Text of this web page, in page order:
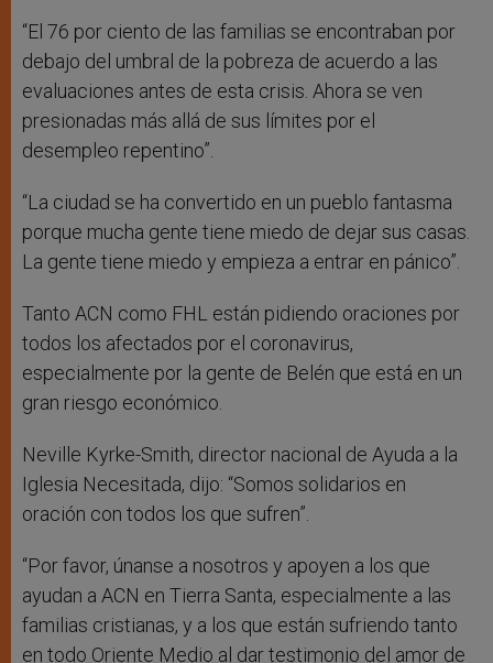
“El 76 por ciento de las familias se encontraban por
debajo del umbral de la pobreza de acuerdo a las
evaluaciones antes de esta crisis. Ahora se ven
presionadas más allá de sus límites por el
desempleo repentino”.
“La ciudad se ha convertido en un pueblo fantasma
porque mucha gente tiene miedo de dejar sus casas.
La gente tiene miedo y empieza a entrar en pánico”.
Tanto ACN como FHL están pidiendo oraciones por
todos los afectados por el coronavirus,
especialmente por la gente de Belén que está en un
gran riesgo económico.
Neville Kyrke-Smith, director nacional de Ayuda a la
Iglesia Necesitada, dijo: “Somos solidarios en
oración con todos los que sufren”.
“Por favor, únanse a nosotros y apoyen a los que
ayudan a ACN en Tierra Santa, especialmente a las
familias cristianas, y a los que están sufriendo tanto
en todo Oriente Medio al dar testimonio del amor de